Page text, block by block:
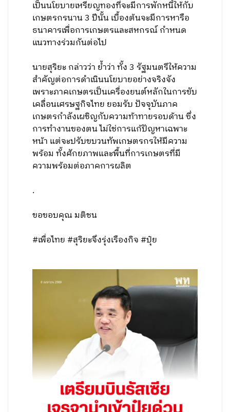
เป็นนโยบายเหรียญทองที่จะมีการพักหนี้ให้กับ
เกษตรกรนาน 3 ปีนั้น เบื้องต้นจะมีการหารือ
ธนาคารเพื่อการเกษตรและสหกรณ์ กำหนด
แนวทางร่วมกันต่อไป
นายสุริยะ กล่าวว่า ย้ำว่า ทั้ง 3 รัฐมนตรีให้ความ
สำคัญต่อการดำเนินนโยบายอย่างจริงจัง
เพราะภาคเกษตรเป็นเครื่องยนต์หลักในการขับ
เคลื่อนเศรษฐกิจไทย ยอมรับ ปัจจุบันภาค
เกษตรกำลังเผชิญกับความท้าทายรอบด้าน ซึ่ง
การทำงานของตน ไม่ใช่การแก้ปัญหาเฉพาะ
หน้า แต่จะปรับขบวนทัพเกษตรกรให้มีความ
พร้อม ทั้งศักยภาพและพื้นที่การเกษตรที่มี
ความพร้อมต่อภาคการผลิต
.
ขอขอบคุณ มติชน
#เพื่อไทย #สุริยะจึงรุ่งเรืองกิจ #ปุ๋ย